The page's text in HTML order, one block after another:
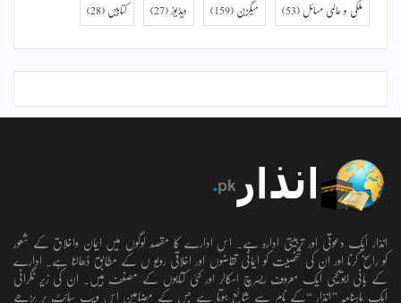
ملکی و عالمی مسائل (53) میگزین (159) ویڈیوز (27) کتابیں (28)
انذار ایک دعوتی اور تربیتی ادارہ ہے۔ اس ادارے کا مقصد لوگوں میں ایمان واخلاق کے شعور
کو راسخ کرنا اور ان کی شخصیت کو ایمانی تقاضوں اور اخلاقی رویو ں کے مطابق ڈھالنا ہے۔ ادارے
کے بانی ابویحییٰ ایک معروف ریسرچ اسکالر اور کئی کتابوں کے مصنف ہیں۔ ان کی زیر نگرانی
ایک ماہنامہ ’’انذار ‘‘کے نام سے شائع ہوتا ہے جس کے مضامین اس ویب سائٹ پر پڑھے